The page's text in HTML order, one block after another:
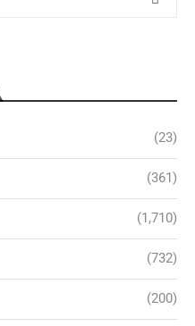
(23)
(361)
(1,710)
(732)
(200)